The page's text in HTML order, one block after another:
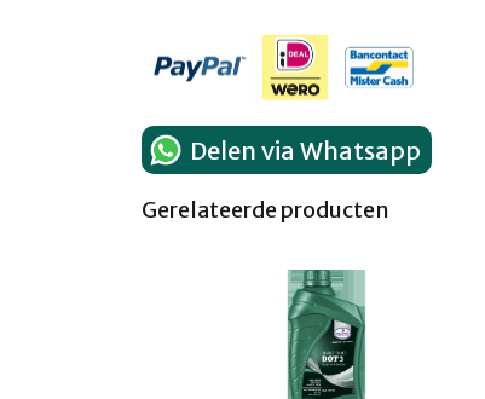
Delen via Whatsapp
Gerelateerde producten